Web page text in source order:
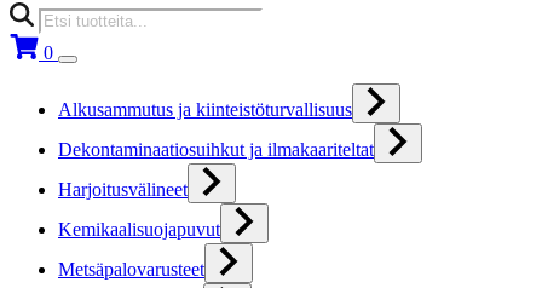
Products
search
0
Alkusammutus ja kiinteistöturvallisuus
Dekontaminaatiosuihkut ja ilmakaariteltat
Harjoitusvälineet
Kemikaalisuojapuvut
Metsäpalovarusteet